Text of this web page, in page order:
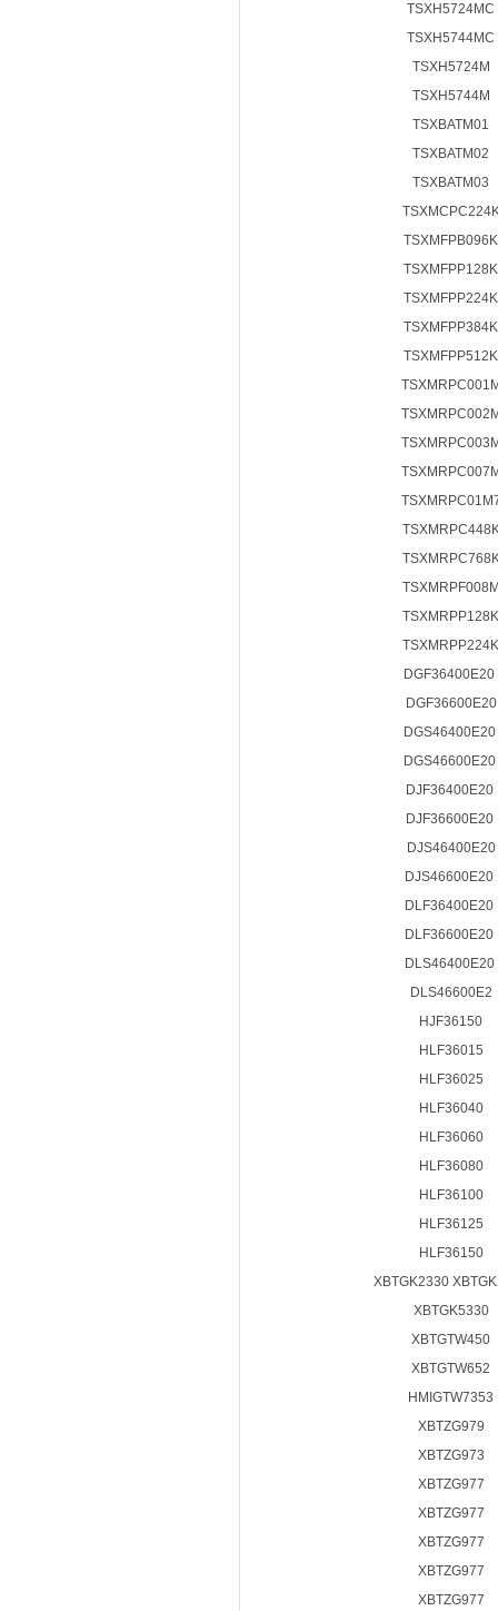
TSXH5724MC
TSXH5744MC
TSXH5724M
TSXH5744M
TSXBATM01
TSXBATM02
TSXBATM03
TSXMFPB096K
TSXMFPP128K
TSXMFPP224K
TSXMFPP384K
TSXMFPP512K
TSXMRPP128K
TSXMRPP224K
DGF36400E20
DGF36600E20
DGS46400E20
DGS46600E20
DJF36400E20
DJF36600E20
DJS46400E20
DJS46600E20
DLF36400E20
DLF36600E20
DLS46400E20
DLS46600E2
HJF36150
HLF36015
HLF36025
HLF36040
HLF36060
HLF36080
HLF36100
HLF36125
HLF36150
XBTGK2330
XBTGK5330
XBTGTW450
XBTGTW652
HMIGTW7353
XBTZG979
XBTZG973
XBTZG977
XBTZG977
XBTZG977
XBTZG977
XBTZG977